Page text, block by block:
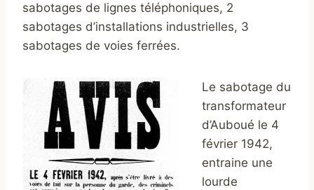
sabotages de lignes téléphoniques, 2
sabotages d’installations industrielles, 3
sabotages de voies ferrées.
Le sabotage du
transformateur
d’Auboué le 4
février 1942,
entraine une
lourde